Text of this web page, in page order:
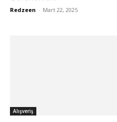
Redzeen - Mart 22, 2025
Alışveriş